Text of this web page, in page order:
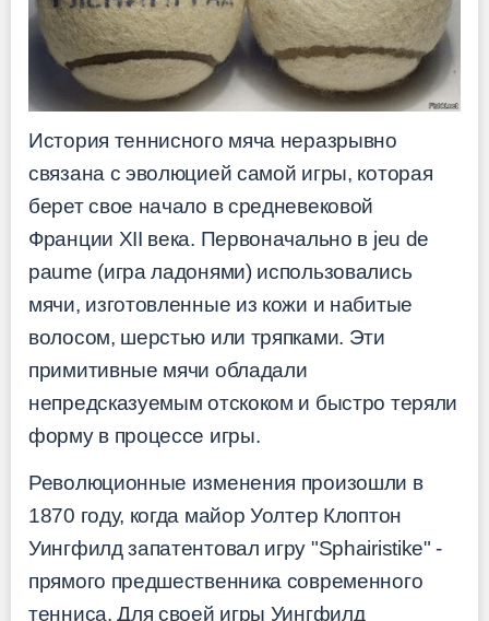
История теннисного мяча неразрывно
связана с эволюцией самой игры, которая
берет свое начало в средневековой
Франции XII века. Первоначально в jeu de
paume (игра ладонями) использовались
мячи, изготовленные из кожи и набитые
волосом, шерстью или тряпками. Эти
примитивные мячи обладали
непредсказуемым отскоком и быстро теряли
форму в процессе игры.
Революционные изменения произошли в
1870 году, когда майор Уолтер Клоптон
Уингфилд запатентовал игру "Sphairistike" -
прямого предшественника современного
тенниса. Для своей игры Уингфилд